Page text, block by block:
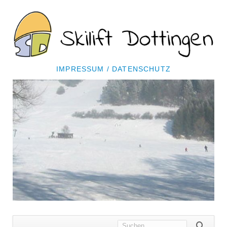
NAVIGATION
ÜBERSPRINGEN
IMPRESSUM / DATENSCHUTZ